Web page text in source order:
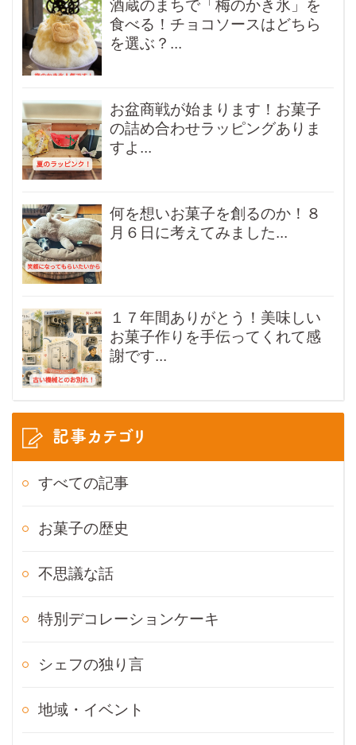
酒蔵のまちで「梅のかき氷」を
食べる！チョコソースはどちら
を選ぶ？...
お盆商戦が始まります！お菓子
の詰め合わせラッピングありま
すよ...
何を想いお菓子を創るのか！８
月６日に考えてみました...
１７年間ありがとう！美味しい
お菓子作りを手伝ってくれて感
謝です...
記事カテゴリ
すべての記事
お菓子の歴史
不思議な話
特別デコレーションケーキ
シェフの独り言
地域・イベント